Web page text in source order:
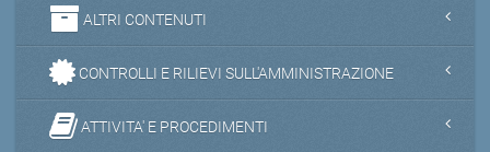
ALTRI CONTENUTI
CONTROLLI E RILIEVI SULL'AMMINISTRAZIONE
ATTIVITA' E PROCEDIMENTI